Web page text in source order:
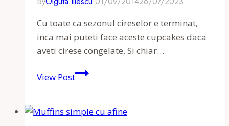
Cu toate ca sezonul cireselor e terminat,
inca mai puteti face aceste cupcakes daca
aveti cirese congelate. Si chiar…
View PostCupcakes